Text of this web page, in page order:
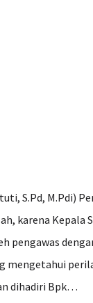
S.Pd,
karena
pengawas
dihadiri Bpk…